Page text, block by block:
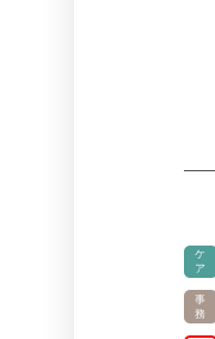
ケ
ア
事
務